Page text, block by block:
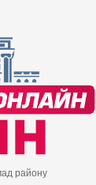
району